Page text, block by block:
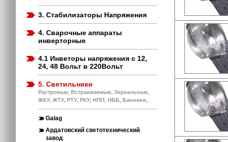
3. Стабилизаторы Напряжения
4. Сварочные аппараты
инверторные
4.1 Инветоры напряжения с 12,
24, 48 Вольт в 220Вольт
5. Светильники
Растровые, Встраиваемые, Зеркальные,
ЖКУ, ЖТУ, РТУ, РКУ, НПП, НББ, Банники,
Galag
Ардатовский светотехнический
завод